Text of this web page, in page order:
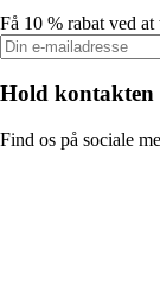
Få 10 % rabat ved
Hold kontakten
Find os på sociale